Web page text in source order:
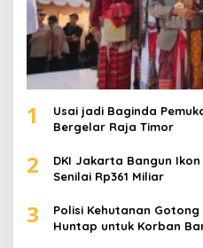
1
Usai jadi Baginda
Bergelar Raja Timor
2
DKI Jakarta Bangun
Senilai Rp361 Miliar
3
Polisi Kehutanan
Huntap untuk Korban